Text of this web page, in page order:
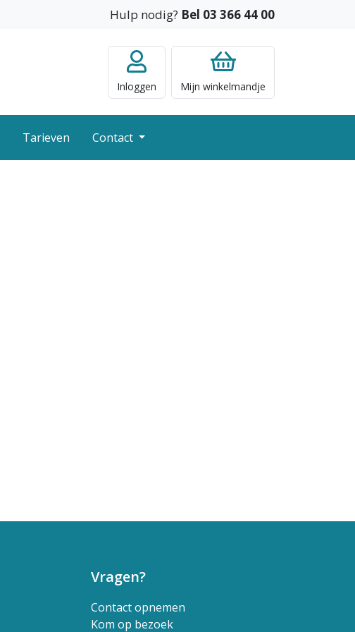
Hulp nodig? Bel 03 366 44 00
Inloggen Mijn winkelmandje
Tarieven Contact
Vragen?
Contact opnemen
Kom op bezoek